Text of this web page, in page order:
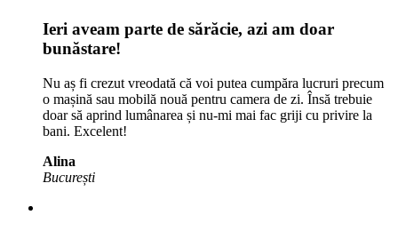
Ieri aveam parte de sărăcie, azi am doar
bunăstare!
Nu aș fi crezut vreodată că voi putea cumpăra lucruri precum
o mașină sau mobilă nouă pentru camera de zi. Însă trebuie
doar să aprind lumânarea și nu-mi mai fac griji cu privire la
bani. Excelent!
Alina
București